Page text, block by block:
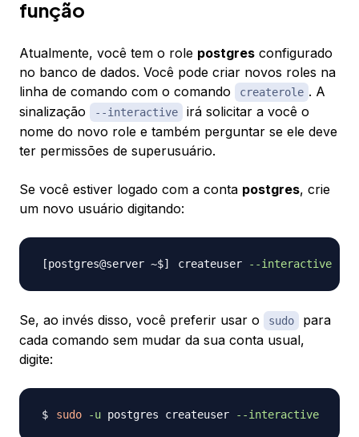
função
Atualmente, você tem o role postgres configurado
no banco de dados. Você pode criar novos roles na
linha de comando com o comando
createrole . A
sinalização
--interactive
irá solicitar a você o
nome do novo role e também perguntar se ele deve
ter permissões de superusuário.
Se você estiver logado com a conta postgres, crie
um novo usuário digitando:
createuser --interactive
Se, ao invés disso, você preferir usar o sudo
para
cada comando sem mudar da sua conta usual,
digite:
sudo -u postgres createuser --interactive